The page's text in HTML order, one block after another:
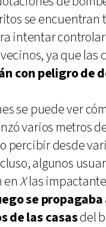
se encuentran
intentar
ya que las
con peligro de
se puede ver
varios metros
percibir desde
algunos
enXlas
se
de las casasdel